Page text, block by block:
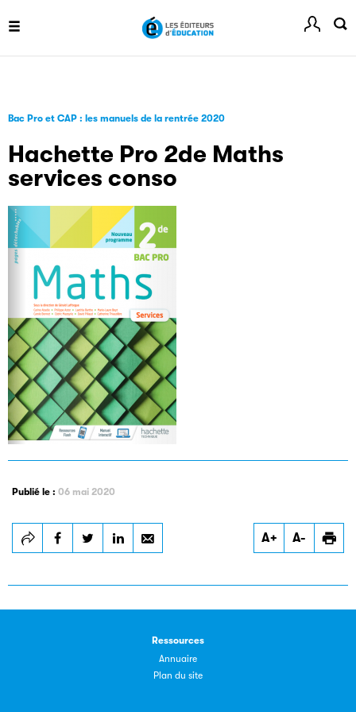
Bac Pro et CAP : les manuels de la rentrée 2020
Hachette Pro 2de Maths
services conso
Publié le : 06 mai 2020
A+ A-
Ressources
Annuaire
Plan du site
La plateforme LivrEmploi regroupe toutes les offres
Clic.EDIt
Clic.EDIt, pour faciliter les échanges informatisés entre
tous les acteurs de la filière de la fabrication de livres.
enfants de CM1 et de CM2.
Partenaire